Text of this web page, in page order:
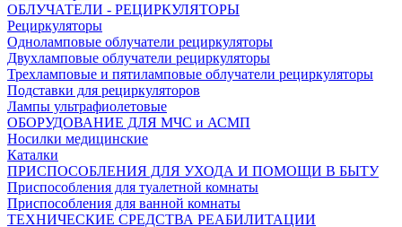
ОБЛУЧАТЕЛИ - РЕЦИРКУЛЯТОРЫ
Рециркуляторы
Одноламповые облучатели рециркуляторы
Двухламповые облучатели рециркуляторы
Трехламповые и пятиламповые облучатели рециркуляторы
Подставки для рециркуляторов
Лампы ультрафиолетовые
ОБОРУДОВАНИЕ ДЛЯ МЧС и АСМП
Носилки медицинские
Каталки
ПРИСПОСОБЛЕНИЯ ДЛЯ УХОДА И ПОМОЩИ В БЫТУ
Приспособления для туалетной комнаты
Приспособления для ванной комнаты
ТЕХНИЧЕСКИЕ СРЕДСТВА РЕАБИЛИТАЦИИ